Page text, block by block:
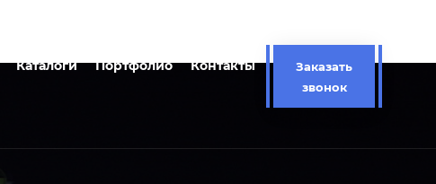
Каталоги Портфолио Контакты
Заказать
звонок